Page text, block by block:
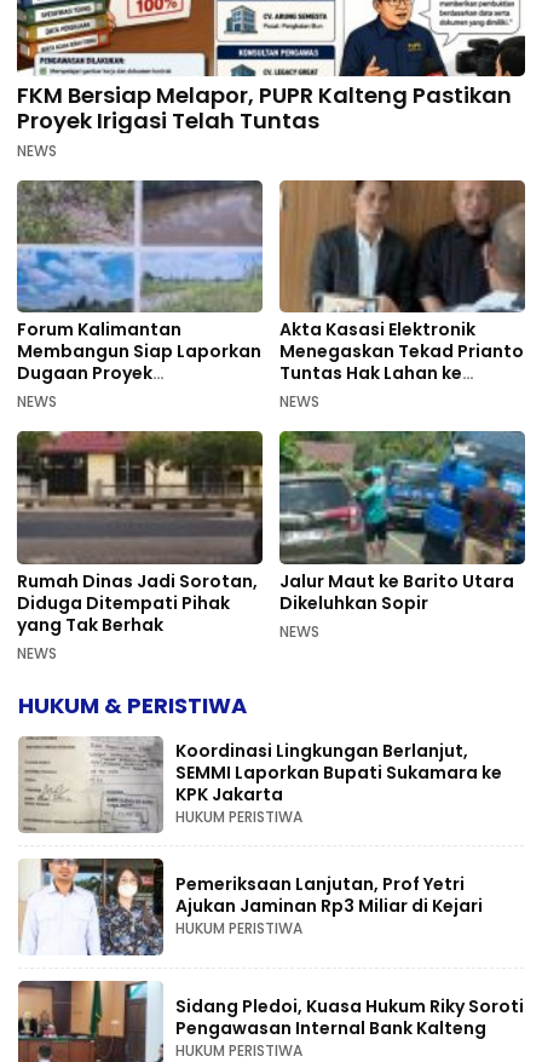
FKM Bersiap Melapor, PUPR Kalteng Pastikan
Proyek Irigasi Telah Tuntas
NEWS
Forum Kalimantan
Membangun Siap Laporkan
Dugaan Proyek
Bermasalah PUPR Kalteng
NEWS
Akta Kasasi Elektronik
Menegaskan Tekad Prianto
Tuntas Hak Lahan ke
Mahkamah Agung
NEWS
Rumah Dinas Jadi Sorotan,
Diduga Ditempati Pihak
yang Tak Berhak
NEWS
Jalur Maut ke Barito Utara
Dikeluhkan Sopir
NEWS
HUKUM & PERISTIWA
Koordinasi Lingkungan Berlanjut,
SEMMI Laporkan Bupati Sukamara ke
KPK Jakarta
HUKUM PERISTIWA
Pemeriksaan Lanjutan, Prof Yetri
Ajukan Jaminan Rp3 Miliar di Kejari
HUKUM PERISTIWA
Sidang Pledoi, Kuasa Hukum Riky Soroti
Pengawasan Internal Bank Kalteng
HUKUM PERISTIWA